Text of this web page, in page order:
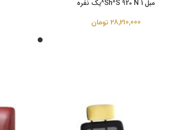
مبل Sh^S 920 N 1^یک نفره
28,210,000 تومان